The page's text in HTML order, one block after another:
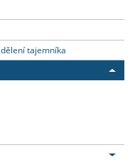
tajemníka